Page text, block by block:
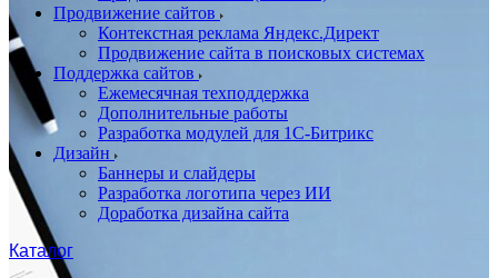
Продвижение сайтов
Контекстная реклама Яндекс.Директ
Продвижение сайта в поисковых системах
Поддержка сайтов
Ежемесячная техподдержка
Дополнительные работы
Разработка модулей для 1С-Битрикс
Дизайн
Баннеры и слайдеры
Разработка логотипа через ИИ
Доработка дизайна сайта
Каталог